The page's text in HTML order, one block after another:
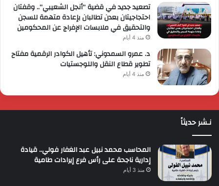
تصعيد جديد في قضية “أنجل الشعيبي”.. وقفتان
احتجاجيتان بعدن تطالبان بإعادة متهمة للسجن
والتحقيق في ملابسات الإفراج عن المحكومين
منذ 4 أيام
د. عمرو السمدوني: تأهيل الكوادر الرقمية مفتاح
تطوير قطاع النقل واللوجستيات
منذ 4 أيام
نـشر حديثاً
المحاسب محمد نبيل عبد الغفار فولي.. قيادة
إدارية ناجحة على رأس فرع إيرادات طامية
منذ 3 أيام